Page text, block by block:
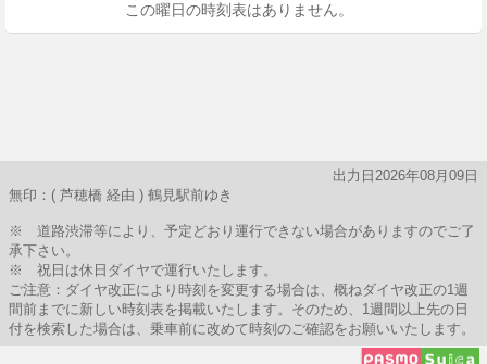
この曜日の時刻表はありません。
出力日2026年08月09日
無印：( 芦穂橋 経由 ) 鶴見駅前ゆき
※ 道路渋滞等により、予定どおり運行できない場合がありますのでご了
承下さい。
※ 祝日は休日ダイヤで運行いたします。
ご注意：ダイヤ改正により時刻を変更する場合は、概ねダイヤ改正の1週
間前までに新しい時刻表を掲載いたします。そのため、1週間以上先の日
付を検索した場合は、乗車前に改めて時刻のご確認をお願いいたします。